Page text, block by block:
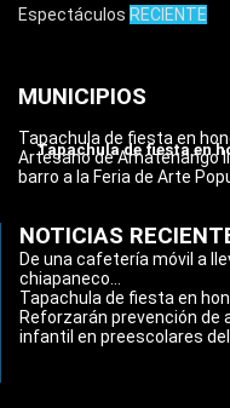
Espectáculos RECIENTE
MUNICIPIOS
Tapachula de fiesta en
Tapachula de fiesta en
Artesano de Amatenango
barro a la Feria de Arte
NOTICIAS
De una cafetería móvil a
chiapaneco...
Tapachula de fiesta en
Reforzarán prevención de
infantil en preescolares del...